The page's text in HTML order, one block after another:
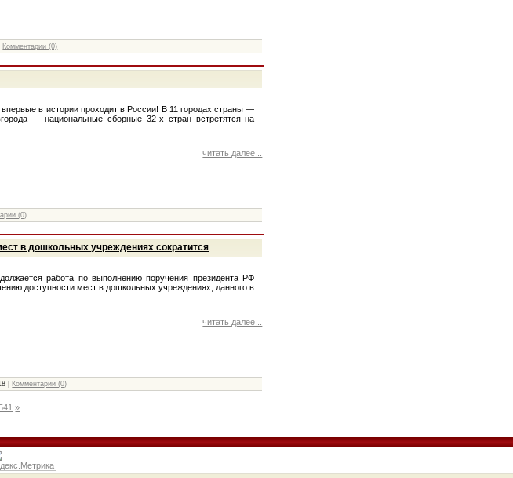
Комментарии (0)
в истории проходит в России! В 11 городах страны —
— национальные сборные 32-х стран встретятся на
читать далее...
(0)
в дошкольных учреждениях сократится
работа по выполнению поручения президента РФ
доступности мест в дошкольных учреждениях, данного в
читать далее...
Комментарии (0)
»